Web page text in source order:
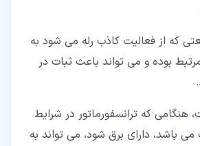
که از فعالیت کاذب رله می شود به
بوده و می تواند باعث ثبات در
هنگامی که ترانسفورماتور در شرایط
باشد، دارای برق شود، می تواند به